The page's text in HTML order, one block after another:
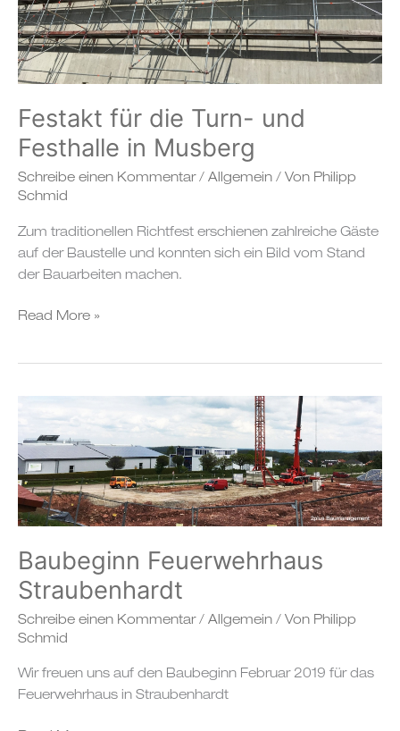
Festakt für die Turn- und
Festhalle in Musberg
Schreibe einen Kommentar / Allgemein / Von Philipp
Schmid
Zum traditionellen Richtfest erschienen zahlreiche Gäste
auf der Baustelle und konnten sich ein Bild vom Stand
der Bauarbeiten machen.
Read More »
Baubeginn Feuerwehrhaus
Straubenhardt
Schreibe einen Kommentar / Allgemein / Von Philipp
Schmid
Wir freuen uns auf den Baubeginn Februar 2019 für das
Feuerwehrhaus in Straubenhardt
Baubeginn
Feuerwehrhaus
Straubenhardt